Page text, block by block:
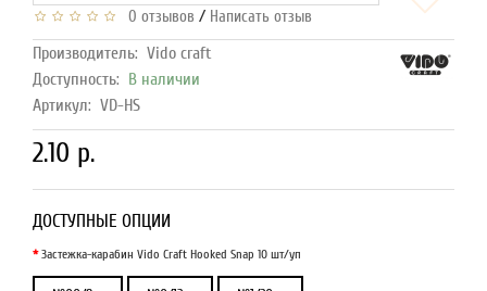
0 отзывов / Написать отзыв
Производитель: Vido craft
Доступность: В наличии
Артикул: VD-HS
2.10 р.
ДОСТУПНЫЕ ОПЦИИ
Застежка-карабин Vido Craft Hooked Snap 10 шт/уп